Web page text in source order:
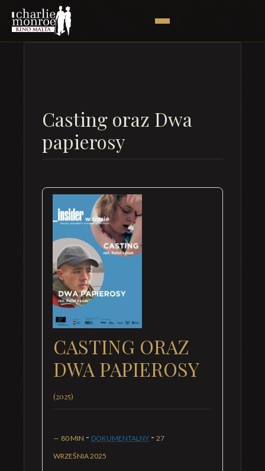
Casting oraz Dwa
papierosy
CASTING ORAZ
DWA PAPIEROSY
(2025)
— 80 MIN - DOKUMENTALNY - 27
WRZEŚNIA 2025